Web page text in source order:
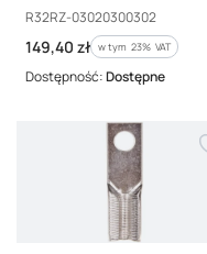
Kod producenta
R32RZ-03020300302
Cena brutto
149,40 zł w tym %s VAT
w tym 23% VAT
Dostępność:Dostępne